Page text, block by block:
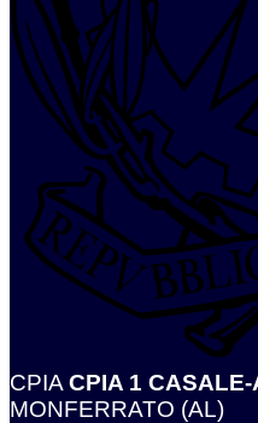
CPIA CPIA 1
MONFERRATO (AL)